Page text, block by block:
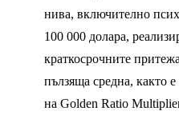
нива, включително
100 000 долара,
краткосрочните
пълзяща средна, както
на Golden Ratio